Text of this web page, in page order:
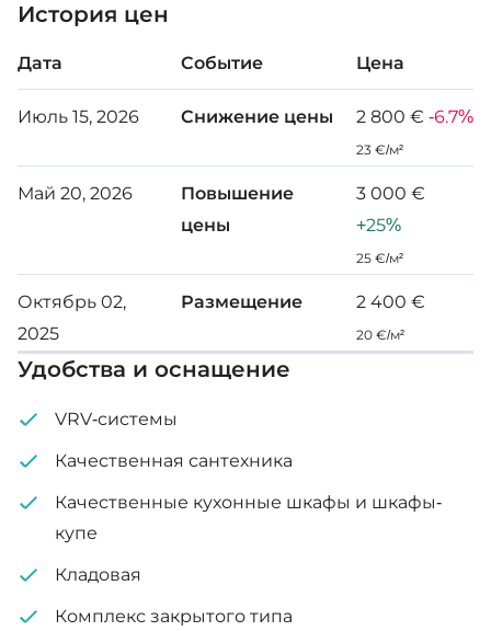
Видеодомофонная система
Общий плавательный бассейн
Внутренняя площадь: 95 м²
История цен
Дата Событие Цена
Июль 15, 2026 Снижение цены 2 800 € -6.7%
23 €/м²
Май 20, 2026
Повышение
цены
3 000 €
+25%
25 €/м²
Октябрь 02,
2025
Размещение 2 400 €
20 €/м²
Удобства и оснащение
VRV-системы
Качественная сантехника
Качественные кухонные шкафы и шкафы-
купе
Кладовая
Комплекс закрытого типа